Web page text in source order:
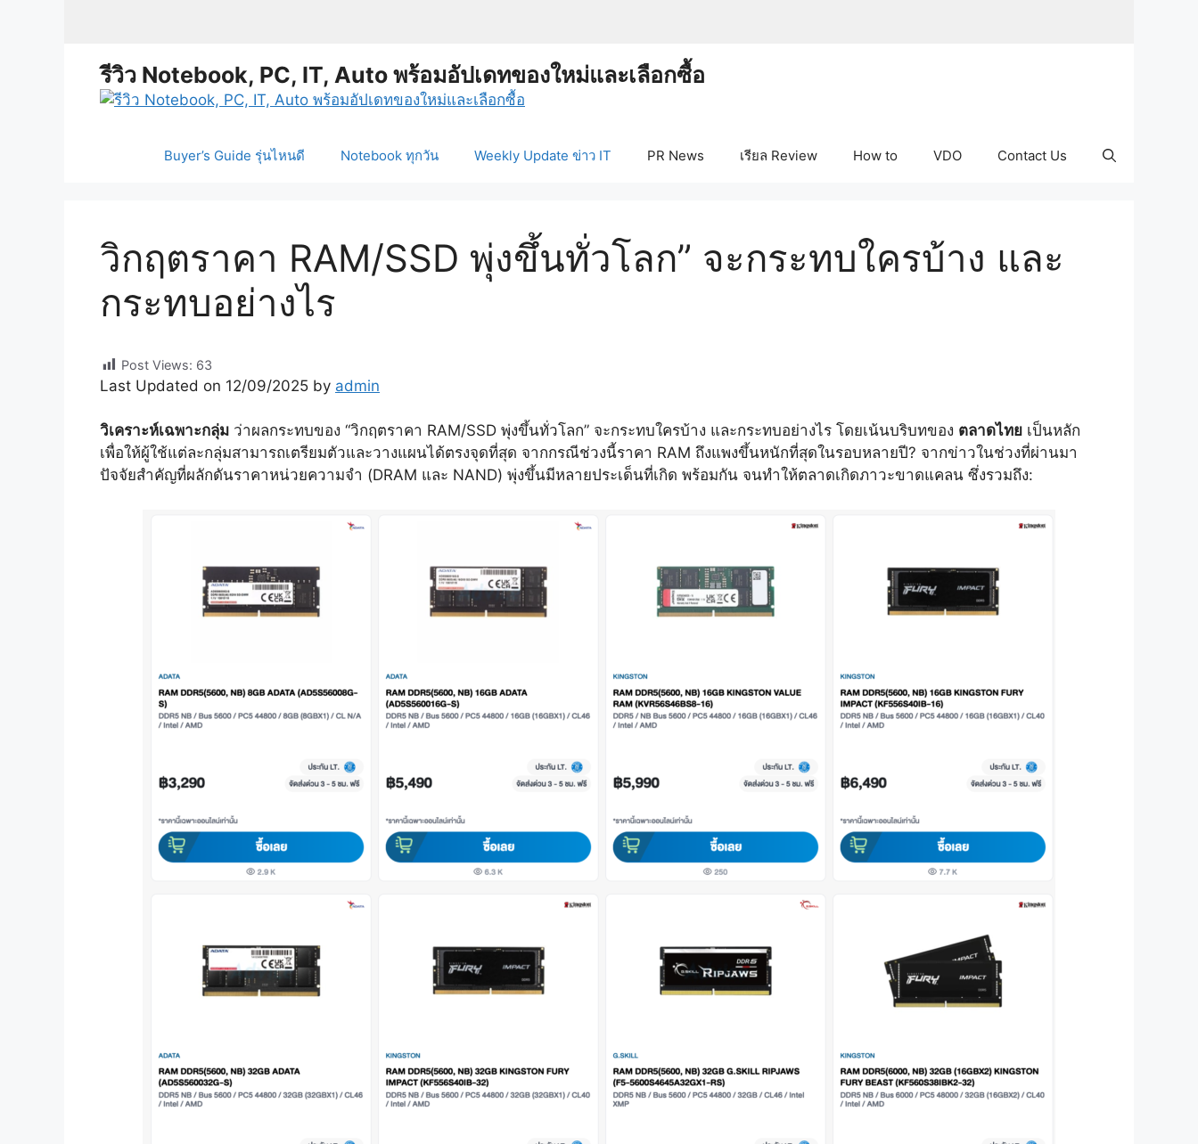
รีวิว Notebook, PC, IT, Auto พร้อมอัปเดทของใหม่และเลือกซื้อ
Buyer’s Guide รุ่นไหนดี Notebook ทุกวัน Weekly Update ข่าว IT PR News เรียล Review How to VDO Contact Us
วิกฤตราคา RAM/SSD พุ่งขึ้นทั่วโลก” จะกระทบใครบ้าง และ
กระทบอย่างไร
Post Views: 63
Last Updated on 12/09/2025 by admin
วิเคราะห์เฉพาะกลุ่ม ว่าผลกระทบของ “วิกฤตราคา RAM/SSD พุ่งขึ้นทั่วโลก” จะกระทบใครบ้าง และกระทบอย่างไร โดยเน้นบริบทของ ตลาดไทย เป็นหลัก
เพื่อให้ผู้ใช้แต่ละกลุ่มสามารถเตรียมตัวและวางแผนได้ตรงจุดที่สุด จากกรณีช่วงนี้ราคา RAM ถึงแพงขึ้นหนักที่สุดในรอบหลายปี? จากข่าวในช่วงที่ผ่านมา
ปัจจัยสำคัญที่ผลักดันราคาหน่วยความจำ (DRAM และ NAND) พุ่งขึ้นมีหลายประเด็นที่เกิด พร้อมกัน จนทำให้ตลาดเกิดภาวะขาดแคลน ซึ่งรวมถึง: